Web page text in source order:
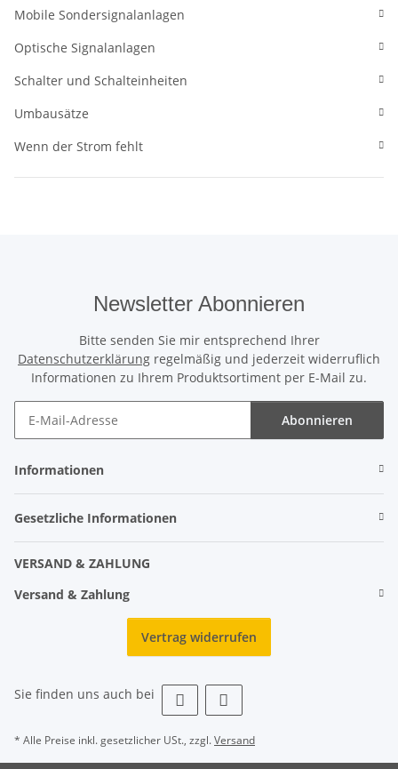
Mobile Sondersignalanlagen
Optische Signalanlagen
Schalter und Schalteinheiten
Umbausätze
Wenn der Strom fehlt
Newsletter Abonnieren
Bitte senden Sie mir entsprechend Ihrer
Datenschutzerklärung regelmäßig und jederzeit widerruflich
Informationen zu Ihrem Produktsortiment per E-Mail zu.
Abonnieren
Informationen
Gesetzliche Informationen
VERSAND & ZAHLUNG
Versand & Zahlung
Vertrag widerrufen
Sie finden uns auch bei
* Alle Preise inkl. gesetzlicher USt., zzgl.Versand